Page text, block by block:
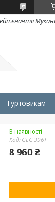
Гуртовикам
В наявності
Код: GLC-396T
8 960 ₴